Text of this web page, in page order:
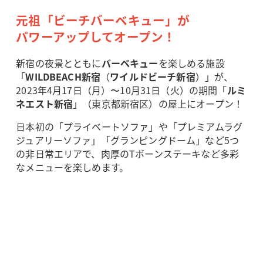
元祖「ビーチバーベキュー」が
パワーアップしてオープン！
新宿の夜景とともにバーベキューを楽しめる施設
「WILDBEACH新宿 （ワイルドビーチ新宿）」が、
2023年4月17日（月）〜10月31日（火）の期間「ルミ
ネエスト新宿 」（東京都新宿区）の屋上にオープン！
日本初の「プライベートソファ」や「プレミアムラグ
ジュアリーソファ」「グランピングドーム」など5つ
の非日常エリアで、肉厚のTボーンステーキなど多彩
なメニューを楽しめます。